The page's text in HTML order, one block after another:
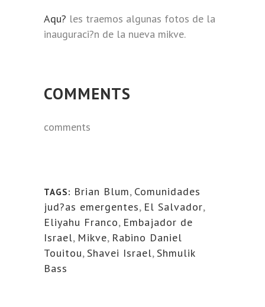
Aqu? les traemos algunas fotos de la
inauguraci?n de la nueva mikve.
COMMENTS
comments
TAGS: Brian Blum, Comunidades
jud?as emergentes, El Salvador,
Eliyahu Franco, Embajador de
Israel, Mikve, Rabino Daniel
Touitou, Shavei Israel, Shmulik
Bass